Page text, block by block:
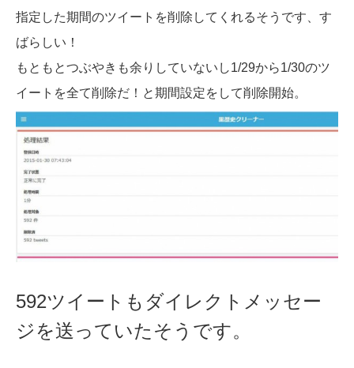
指定した期間のツイートを削除してくれるそうです、す
ばらしい！
もともとつぶやきも余りしていないし1/29から1/30のツ
イートを全て削除だ！と期間設定をして削除開始。
592ツイートもダイレクトメッセー
ジを送っていたそうです。